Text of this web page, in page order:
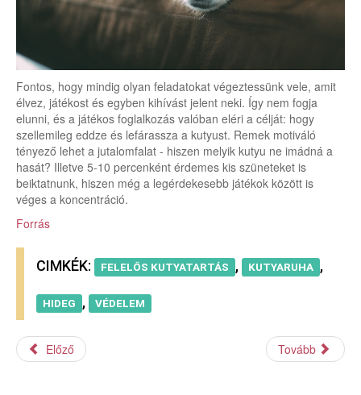
Fontos, hogy mindig olyan feladatokat végeztessünk vele, amit
élvez, játékost és egyben kihívást jelent neki. Így nem fogja
elunni, és a játékos foglalkozás valóban eléri a célját: hogy
szellemileg eddze és lefárassza a kutyust. Remek motiváló
tényező lehet a jutalomfalat - hiszen melyik kutyu ne imádná a
hasát? Illetve 5-10 percenként érdemes kis szüneteket is
beiktatnunk, hiszen még a legérdekesebb játékok között is
véges a koncentráció.
Forrás
CIMKÉK: FELELŐS KUTYATARTÁS , KUTYARUHA ,
HIDEG , VÉDELEM
Előző Tovább